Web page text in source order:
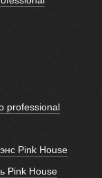
professional
Pink House
Pink House